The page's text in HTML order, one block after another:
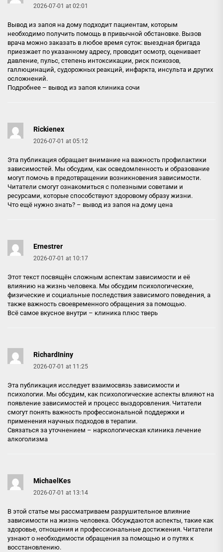
2026-07-01 at 02:01
Вывод из запоя на дому подходит пациентам, которым
необходимо получить помощь в привычной обстановке. Вызов
врача можно заказать в любое время суток: выездная бригада
приезжает по указанному адресу, проводит осмотр, оценивает
давление, пульс, степень интоксикации, риск психозов,
галлюцинаций, судорожных реакций, инфаркта, инсульта и других
осложнений.
Подробнее – вывод из запоя клиника сочи
Rickienex
2026-07-01 at 05:12
Эта публикация обращает внимание на важность профилактики
зависимостей. Мы обсудим, как осведомленность и образование
могут помочь в предотвращении возникновения зависимости.
Читатели смогут ознакомиться с полезными советами и
ресурсами, которые способствуют здоровому образу жизни.
Что ещё нужно знать? – вывод из запоя на дому цена
Ernestrer
2026-07-01 at 10:17
Этот текст посвящён сложным аспектам зависимости и её
влиянию на жизнь человека. Мы обсудим психологические,
физические и социальные последствия зависимого поведения, а
также важность своевременного обращения за помощью.
Всё самое вкусное внутри – клиника плюс тверь
RichardIniny
2026-07-01 at 11:25
Эта публикация исследует взаимосвязь зависимости и
психологии. Мы обсудим, как психологические аспекты влияют на
появление зависимостей и процесс выздоровления. Читатели
смогут понять важность профессиональной поддержки и
применения научных подходов в терапии.
Связаться за уточнением – наркологическая клиника лечение
алкоголизма
MichaelKes
2026-07-01 at 13:14
В этой статье мы рассматриваем разрушительное влияние
зависимости на жизнь человека. Обсуждаются аспекты, такие как
здоровье, отношения и профессиональные достижения. Читатели
узнают о необходимости обращения за помощью и о путях к
восстановлению.